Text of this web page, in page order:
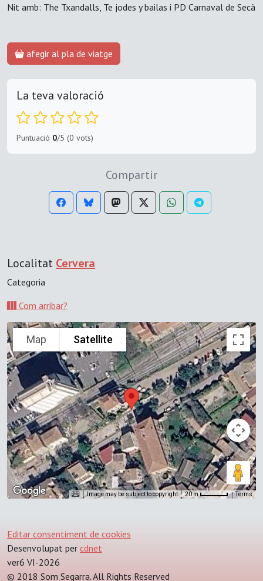
Nit amb: The Txandalls, Te jodes y bailas i PD Carnaval de Secà
afegir al pla de viatge
La teva valoració
Puntuació 0/5 (0 vots)
Compartir
Localitat Cervera
Categoria
Com arribar?
Map Satellite
Image may be subject to copyright 20 m Terms
Editar consentiment de cookies
Desenvolupat per cdnet
ver6 VI-2026
© 2018 Som Segarra. All Rights Reserved